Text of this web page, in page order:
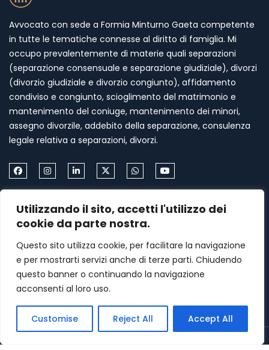
Utilizzando il sito, accetti l'utilizzo dei
cookie da parte nostra.
Questo sito utilizza cookie, per facilitare la navigazione
e per mostrarti servizi anche di terze parti. Chiudendo
questo banner o continuando la navigazione
acconsenti al loro uso.
Customise Reject All Accept All
Avvocato con sede a Formia Minturno Gaeta competente
in tutte le tematiche connesse al diritto di famiglia. Mi
occupo prevalentemente di materie quali separazioni
(separazione consensuale e separazione giudiziale), divorzi
(divorzio giudiziale e divorzio congiunto), affidamento
condiviso e congiunto, scioglimento del matrimonio e
mantenimento del coniuge, mantenimento dei minori,
assegno divorzile, addebito della separazione, consulenza
legale relativa a separazioni, divorzi.
Formia via Palazzo Condotto 18
+39 339 459 87 67
menasomma75@gmail.com
Lunedi–Venerdì: 9am – 7pm